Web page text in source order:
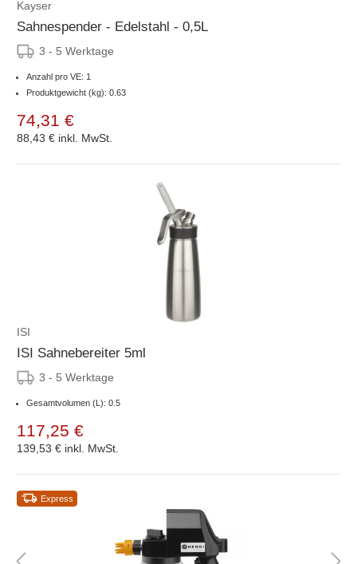
Kayser
Sahnespender - Edelstahl - 0,5L
3 - 5 Werktage
Anzahl pro VE: 1
Produktgewicht (kg): 0.63
74,31 €
88,43 € inkl. MwSt.
ISI
ISI Sahnebereiter 5ml
3 - 5 Werktage
Gesamtvolumen (L): 0.5
117,25 €
139,53 € inkl. MwSt.
Express